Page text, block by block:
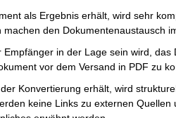
als Ergebnis erhält, wird sehr
den Dokumentenaustausch
in der Lage sein wird,
vor dem Versand in PDF zu
Konvertierung erhält, wird
keine Links zu externen Quellen